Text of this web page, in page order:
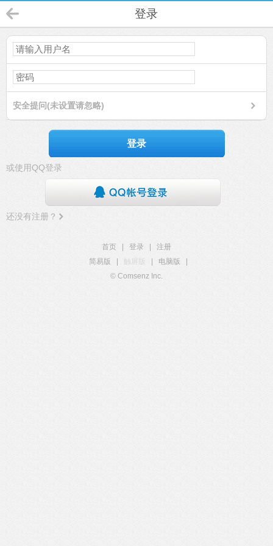
登录
安全提问(未设置请忽略)
登录
或使用QQ登录
还没有注册？
首页 登录
注册
简易版
触屏版 电脑版
© Comsenz Inc.